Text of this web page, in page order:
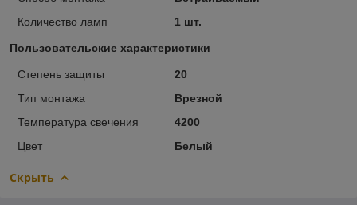
Количество ламп
1 шт.
Пользовательские характеристики
Степень защиты
20
Тип монтажа
Врезной
Температура свечения
4200
Цвет
Белый
Скрыть